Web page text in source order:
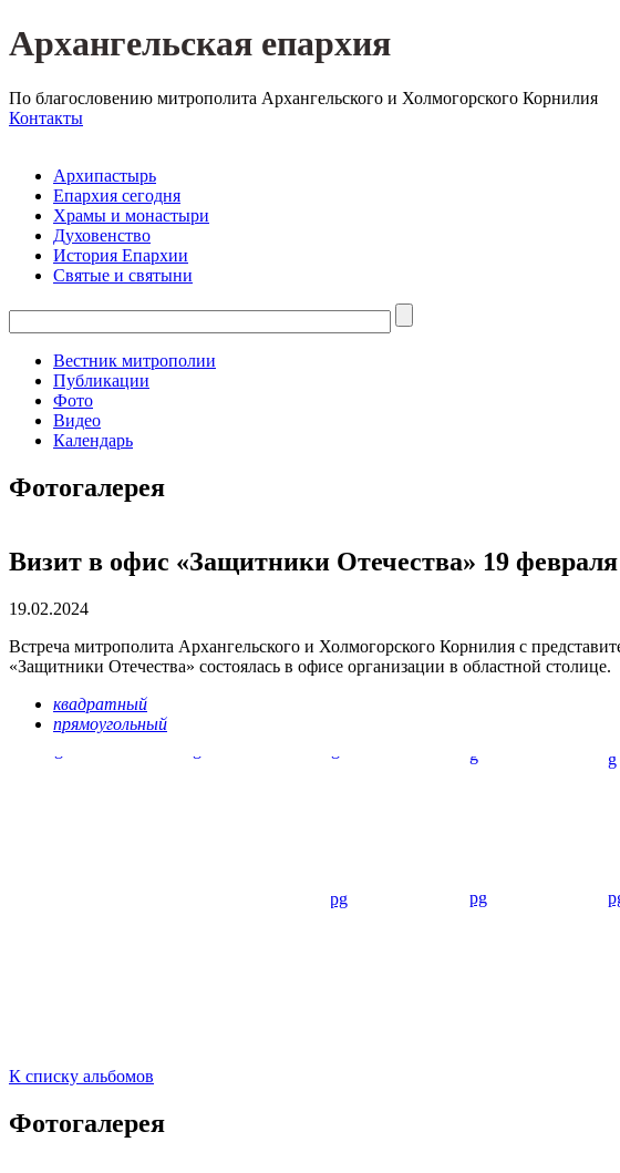
Архангельская епархия
По благословению митрополита Архангельского и Холмогорского Корнилия
Контакты
Архипастырь
Епархия сегодня
Храмы и монастыри
Духовенство
История Епархии
Святые и святыни
Вестник митрополии
Публикации
Фото
Видео
Календарь
Фотогалерея
Визит в офис «Защитники Отечества» 19 февраля
19.02.2024
Встреча митрополита Архангельского и Холмогорского Корнилия с
«Защитники Отечества» состоялась в офисе организации в областной столице.
квадратный
прямоугольный
К списку альбомов
Фотогалерея